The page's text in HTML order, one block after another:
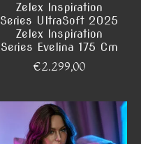
Zelex Inspiration
Series UltraSoft 2025
Zelex Inspiration
Series Evelina 175 Cm
€2.299,00